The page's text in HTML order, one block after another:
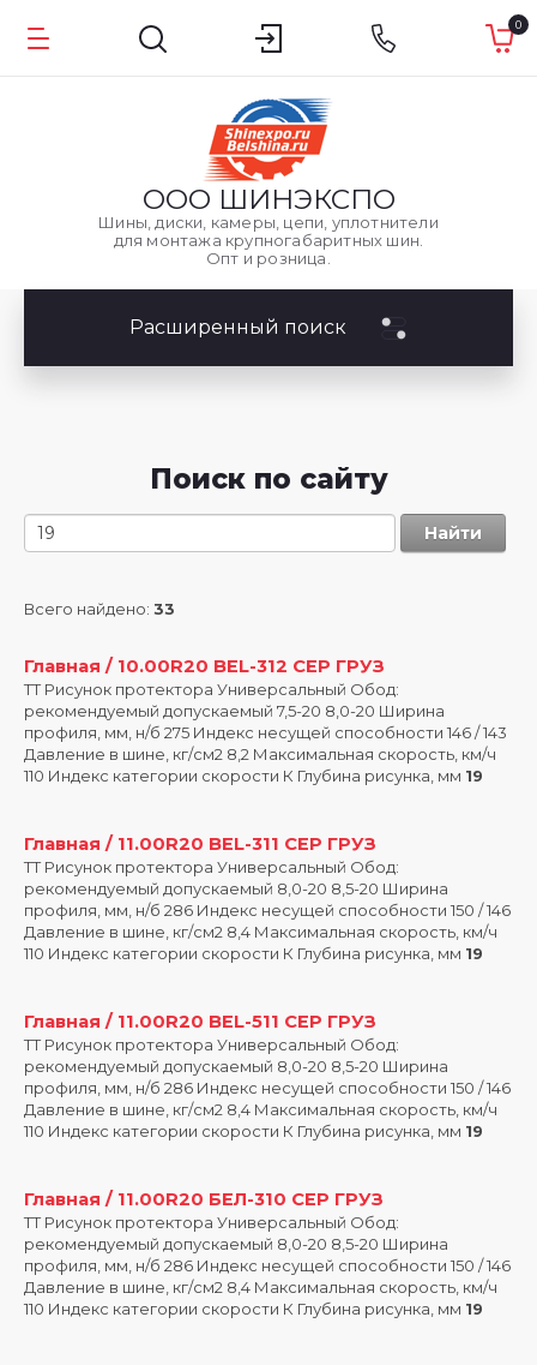
0
ООО ШИНЭКСПО
Шины, диски, камеры, цепи, уплотнители
для монтажа крупногабаритных шин.
Опт и розница.
Расширенный поиск
Поиск по сайту
Найти
Всего найдено: 33
Главная / 10.00R20 BEL-312 СЕР ГРУЗ
ТT Рисунок протектора Универсальный Обод:
рекомендуемый допускаемый 7,5-20 8,0-20 Ширина
профиля, мм, н/б 275 Индекс несущей способности 146 / 143
Давление в шине, кг/см2 8,2 Максимальная скорость, км/ч
110 Индекс категории скорости К Глубина рисунка, мм 19
Главная / 11.00R20 BEL-311 СЕР ГРУЗ
ТT Рисунок протектора Универсальный Обод:
рекомендуемый допускаемый 8,0-20 8,5-20 Ширина
профиля, мм, н/б 286 Индекс несущей способности 150 / 146
Давление в шине, кг/см2 8,4 Максимальная скорость, км/ч
110 Индекс категории скорости К Глубина рисунка, мм 19
Главная / 11.00R20 BEL-511 СЕР ГРУЗ
ТT Рисунок протектора Универсальный Обод:
рекомендуемый допускаемый 8,0-20 8,5-20 Ширина
профиля, мм, н/б 286 Индекс несущей способности 150 / 146
Давление в шине, кг/см2 8,4 Максимальная скорость, км/ч
110 Индекс категории скорости К Глубина рисунка, мм 19
Главная / 11.00R20 БЕЛ-310 СЕР ГРУЗ
ТT Рисунок протектора Универсальный Обод:
рекомендуемый допускаемый 8,0-20 8,5-20 Ширина
профиля, мм, н/б 286 Индекс несущей способности 150 / 146
Давление в шине, кг/см2 8,4 Максимальная скорость, км/ч
110 Индекс категории скорости К Глубина рисунка, мм 19